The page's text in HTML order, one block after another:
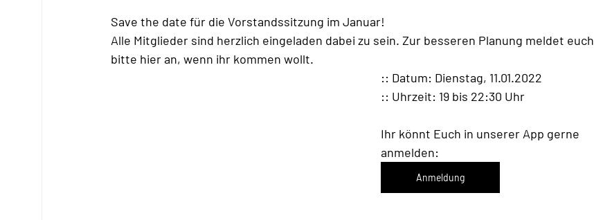
Save the date für die Vorstandssitzung im Januar!
Alle Mitglieder sind herzlich eingeladen dabei zu sein. Zur besseren Planung meldet euch
bitte hier an, wenn ihr kommen wollt.
:: Datum: Dienstag, 11.01.2022
:: Uhrzeit: 19 bis 22:30 Uhr
Ihr könnt Euch in unserer App gerne
anmelden:
Anmeldung